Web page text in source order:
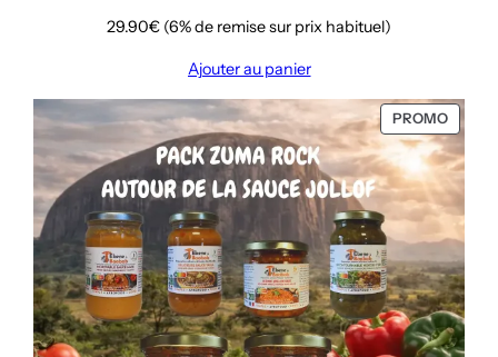
29.90€ (6% de remise sur prix habituel)
Ajouter au panier
PROMO
EN